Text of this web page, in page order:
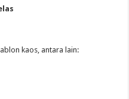
kaos, antara lain: